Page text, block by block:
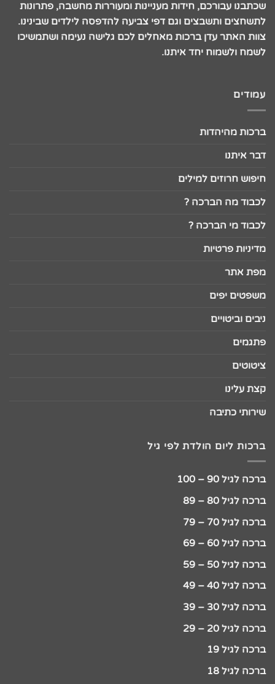
שכתבנו עבורכם, חידות מעניינות ומעוררות מחשבה, פתרונות
לתשחצים ותשבצים וגם דפי צביעה להדפסה לילדים שבינינו.
צוות האתר עדן ברכות מאחלים לכם גלישה נעימה ושתמשיכו
לשמח ולשמוח יחד איתנו.
עמודים
ברכות מהיהדות
דבר איתנו
חיפוש חרוזים למילים
לכבוד מה הברכה ?
לכבוד מי הברכה ?
מדיניות פרטיות
מפת אתר
משפטים יפים
ניבים וביטויים
פתגמים
ציטוטים
קצת עלינו
שירותי כתיבה
ברכות ליום הולדת לפי גיל
ברכה לגיל 90 – 100
ברכה לגיל 80 – 89
ברכה לגיל 70 – 79
ברכה לגיל 60 – 69
ברכה לגיל 50 – 59
ברכה לגיל 40 – 49
ברכה לגיל 30 – 39
ברכה לגיל 20 – 29
ברכה לגיל 19
ברכה לגיל 18